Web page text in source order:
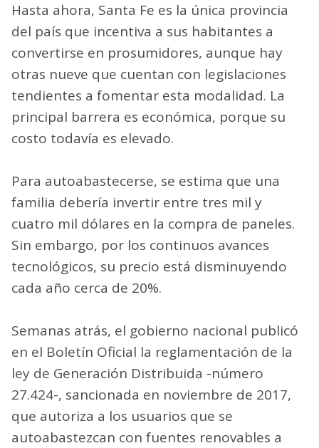
Hasta ahora, Santa Fe es la única provincia
del país que incentiva a sus habitantes a
convertirse en prosumidores, aunque hay
otras nueve que cuentan con legislaciones
tendientes a fomentar esta modalidad. La
principal barrera es económica, porque su
costo todavía es elevado.
Para autoabastecerse, se estima que una
familia debería invertir entre tres mil y
cuatro mil dólares en la compra de paneles.
Sin embargo, por los continuos avances
tecnológicos, su precio está disminuyendo
cada año cerca de 20%.
Semanas atrás, el gobierno nacional publicó
en el Boletín Oficial la reglamentación de la
ley de Generación Distribuida -número
27.424-, sancionada en noviembre de 2017,
que autoriza a los usuarios que se
autoabastezcan con fuentes renovables a